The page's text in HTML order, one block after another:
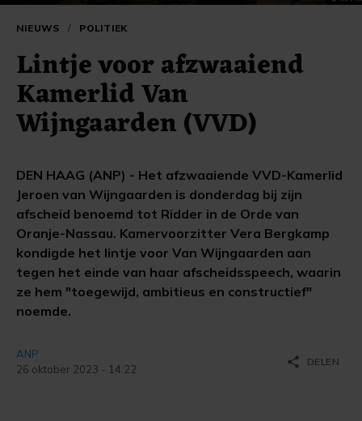
NIEUWS / POLITIEK
Lintje voor afzwaaiend
Kamerlid Van
Wijngaarden (VVD)
DEN HAAG (ANP) - Het afzwaaiende VVD-Kamerlid
Jeroen van Wijngaarden is donderdag bij zijn
afscheid benoemd tot Ridder in de Orde van
Oranje-Nassau. Kamervoorzitter Vera Bergkamp
kondigde het lintje voor Van Wijngaarden aan
tegen het einde van haar afscheidsspeech, waarin
ze hem "toegewijd, ambitieus en constructief"
noemde.
ANP
26 oktober 2023 - 14:22
share DELEN